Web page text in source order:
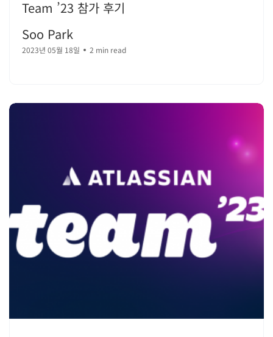
Team ’23 참가 후기
Soo Park
2023년 05월 18일 2 min read